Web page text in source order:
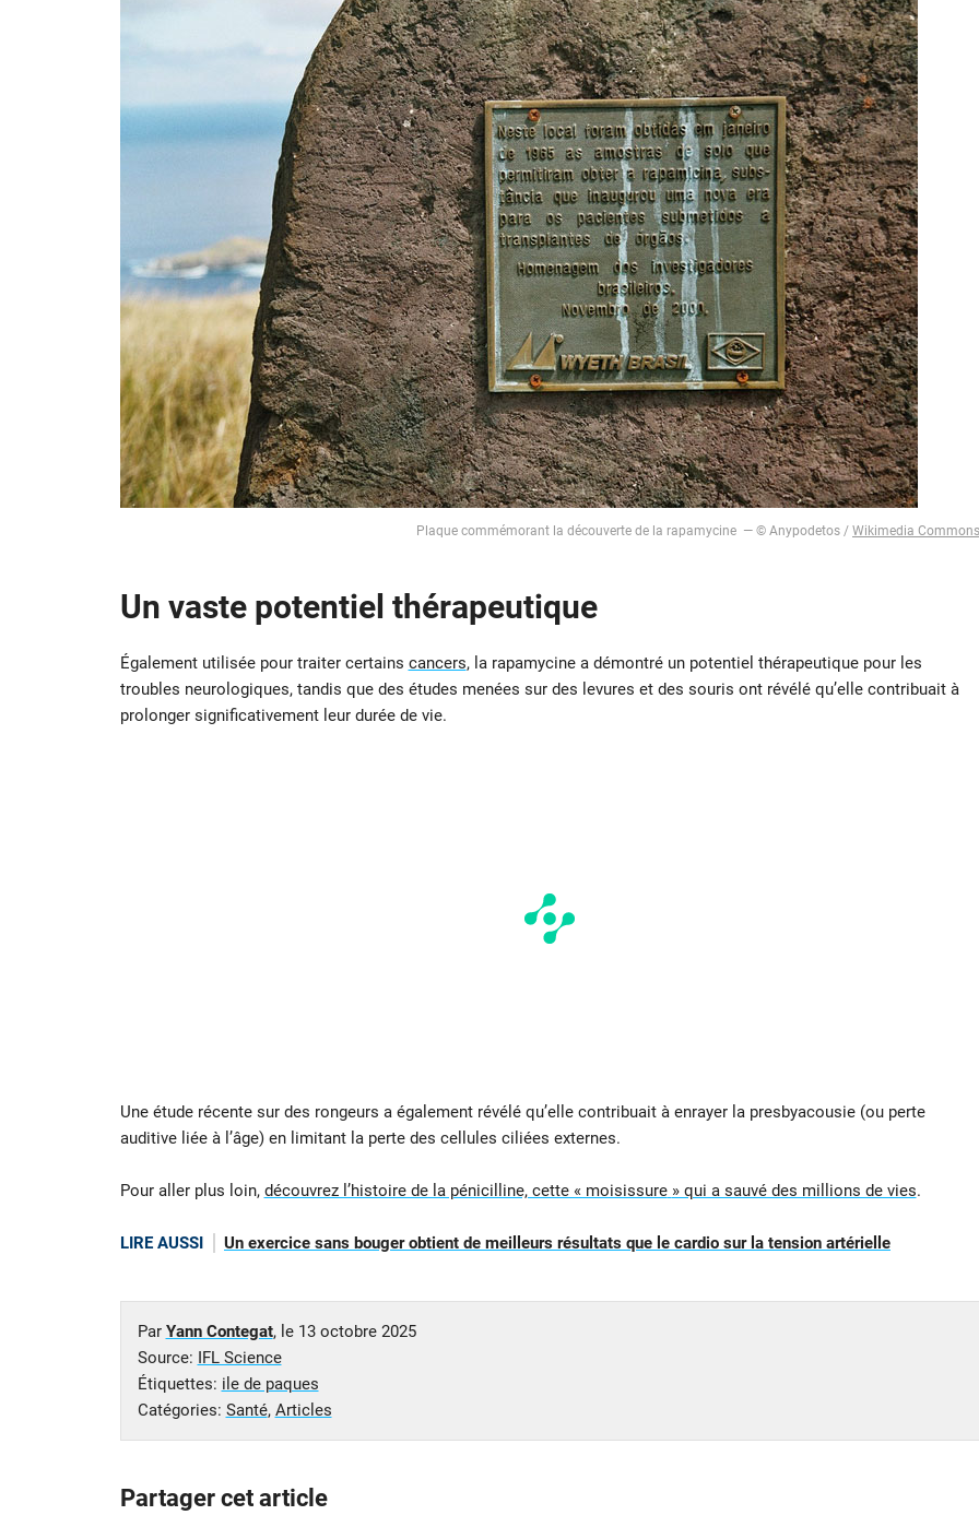
Plaque commémorant la découverte de la rapamycine — © Anypodetos / Wikimedia Commons
Un vaste potentiel thérapeutique
Également utilisée pour traiter certains cancers, la rapamycine a démontré un potentiel thérapeutique pour les
troubles neurologiques, tandis que des études menées sur des levures et des souris ont révélé qu’elle contribuait à
prolonger significativement leur durée de vie.
Une étude récente sur des rongeurs a également révélé qu’elle contribuait à enrayer la presbyacousie (ou perte
auditive liée à l’âge) en limitant la perte des cellules ciliées externes.
Pour aller plus loin, découvrez l’histoire de la pénicilline, cette « moisissure » qui a sauvé des millions de vies.
LIRE AUSSI Un exercice sans bouger obtient de meilleurs résultats que le cardio sur la tension artérielle
Par Yann Contegat, le 13 octobre 2025
Source: IFL Science
Étiquettes: ile de paques
Catégories: Santé, Articles
Partager cet article